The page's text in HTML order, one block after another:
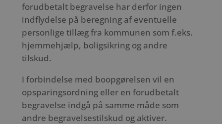
forudbetalt begravelse har derfor ingen
indflydelse på beregning af eventuelle
personlige tillæg fra kommunen som f.eks.
hjemmehjælp, boligsikring og andre
tilskud.
I forbindelse med boopgørelsen vil en
opsparingsordning eller en forudbetalt
begravelse indgå på samme måde som
andre begravelsestilskud og aktiver.